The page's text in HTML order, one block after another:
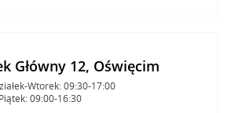
Główny 12, Oświęcim
Wtorek: 09:30-17:00
09:00-16:30